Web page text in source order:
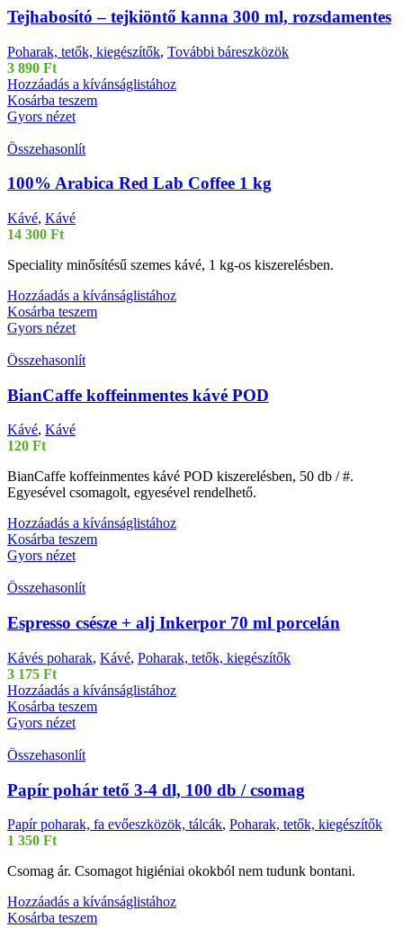
Tejhabosító – tejkiöntő kanna 300 ml, rozsdamentes
Poharak, tetők, kiegészítők, További báreszközök
3 890 Ft
Hozzáadás a kívánságlistához
Kosárba teszem
Gyors nézet
Összehasonlít
100% Arabica Red Lab Coffee 1 kg
Kávé, Kávé
14 300 Ft
Speciality minősítésű szemes kávé, 1 kg-os kiszerelésben.
Hozzáadás a kívánságlistához
Kosárba teszem
Gyors nézet
Összehasonlít
BianCaffe koffeinmentes kávé POD
Kávé, Kávé
120 Ft
BianCaffe koffeinmentes kávé POD kiszerelésben, 50 db / #.
Egyesével csomagolt, egyesével rendelhető.
Hozzáadás a kívánságlistához
Kosárba teszem
Gyors nézet
Összehasonlít
Espresso csésze + alj Inkerpor 70 ml porcelán
Kávés poharak, Kávé, Poharak, tetők, kiegészítők
3 175 Ft
Hozzáadás a kívánságlistához
Kosárba teszem
Gyors nézet
Összehasonlít
Papír pohár tető 3-4 dl, 100 db / csomag
Papír poharak, fa evőeszközök, tálcák, Poharak, tetők, kiegészítők
1 350 Ft
Csomag ár. Csomagot higiéniai okokból nem tudunk bontani.
Hozzáadás a kívánságlistához
Kosárba teszem